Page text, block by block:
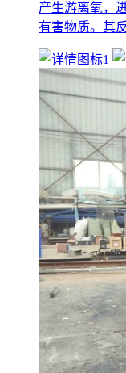
产生游离氧，
有害物质。其